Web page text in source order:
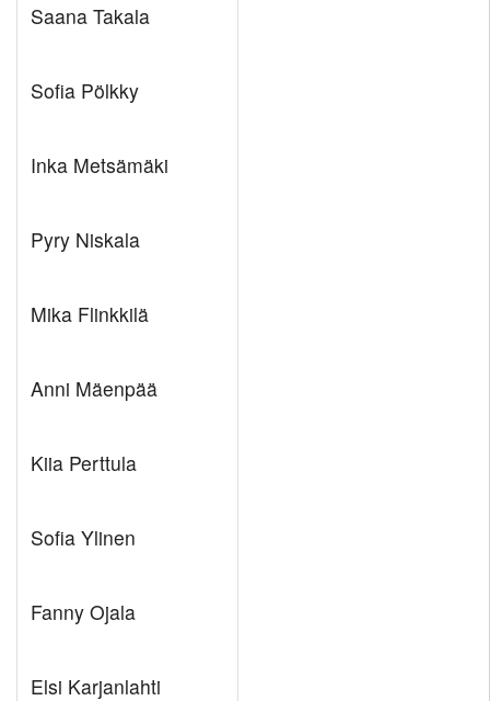
Saana Takala
Sofia Pölkky
Inka Metsämäki
Pyry Niskala
Mika Flinkkilä
Anni Mäenpää
Kiia Perttula
Sofia Ylinen
Fanny Ojala
Elsi Karjanlahti